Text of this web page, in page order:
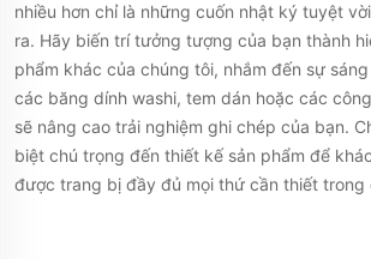
nhiều hơn chỉ là những cuốn nhật ký tuyệt
ra. Hãy biến trí tưởng tượng của bạn thành
phẩm khác của chúng tôi, nhắm đến sự
các băng dính washi, tem dán hoặc các
sẽ nâng cao trải nghiệm ghi chép của bạn.
biệt chú trọng đến thiết kế sản phẩm để
được trang bị đầy đủ mọi thứ cần thiết trong